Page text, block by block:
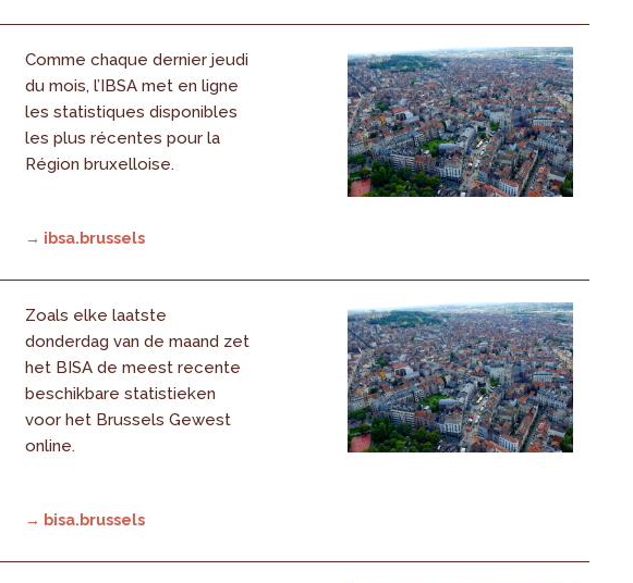
Comme chaque dernier jeudi
du mois, l’IBSA met en ligne
les statistiques disponibles
les plus récentes pour la
Région bruxelloise.
→ ibsa.brussels
Zoals elke laatste
donderdag van de maand zet
het BISA de meest recente
beschikbare statistieken
voor het Brussels Gewest
online.
→ bisa.brussels